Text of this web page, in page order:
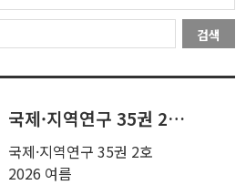
검색
국제·지역연구 35권 2호 2026 여름
국제·지역연구 35권 2호
2026 여름